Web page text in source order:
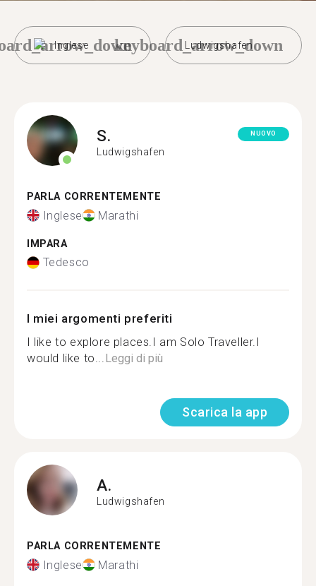
Inglese Ludwigshafen
keyboard_arrow_down
S.
Ludwigshafen
NUOVO
PARLA CORRENTEMENTE
Inglese Marathi
IMPARA
Tedesco
I miei argomenti preferiti
I like to explore places.I am Solo Traveller.I
would like to...Leggi di più
Scarica la app
A.
Ludwigshafen
PARLA CORRENTEMENTE
Inglese Marathi